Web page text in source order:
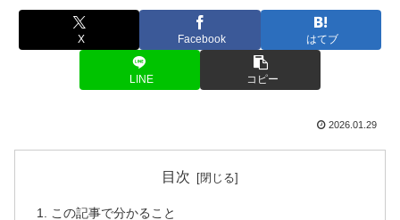
X Facebook はてブ
LINE コピー
2026.01.29
目次
この記事で分かること